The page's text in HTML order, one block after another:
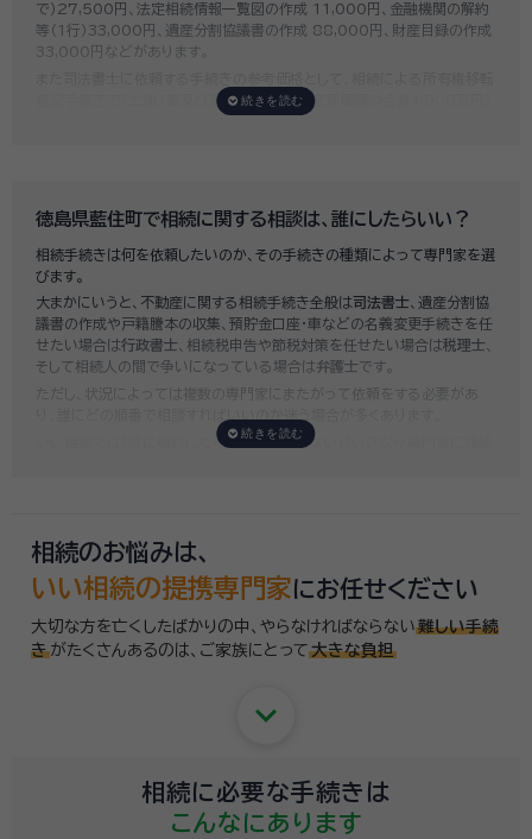
で）27,500円、法定相続情報一覧図の作成 11,000円、金融機関の解約
等（1行）33,000円、遺産分割協議書の作成 88,000円、財産目録の作成
33,000円などがあります。
登記手続きで「土地1筆及び建物1棟（固定資産評価額の合計1,000万円）
せると100万円近くかそれ以上費用がかかってしまう場合もあるなど、非
いい相続では、お客様ごとに必要な相続手続きを明らかにし、無料で見積
もり をお出ししております。予算に合わせてご自身で対応できないものの
み依頼することも可能ですので、まずはお気軽にご相談ください。
徳島県藍住町で相続に関する相談は、誰にしたらいい？
相続手続きは何を依頼したいのか、その手続きの種類によって専門家を選
びます。
大まかにいうと、不動産に関する相続手続き全般は司法書士 、遺産分割協
議書の作成や戸籍謄本の収集、預貯金口座・車などの名義変更手続きを任
せたい場合は行政書士 、相続税申告や節税対策を任せたい場合は税理士
そして相続人の間で争いになっている場合は弁護士です。
ただし、状況によっては複数の専門家にまたがって依頼をする必要があ
いい相続では「誰に相談したらいいかわからない」「いきなり専門家に連絡
相続のお悩みは、
いい相続の提携専門家にお任せください
大切な方を亡くしたばかりの中、やらなければならない 難しい手続
き がたくさんあるのは、 ご家族にとって 大きな負担
keyboard_arrow_down
相続に必要な手続きは
こんなにあります